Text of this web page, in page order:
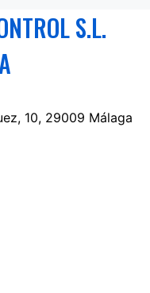
S.L.
10, 29009 Málaga